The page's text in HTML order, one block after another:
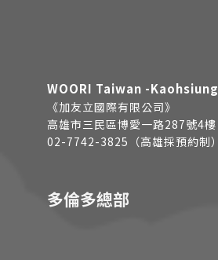
WOORI Taiwan -Kaohsiung
《加友立國際有限公司》
高雄市三民區博愛一路287號4樓
02-7742-3825（高雄採預約制）
多倫多總部